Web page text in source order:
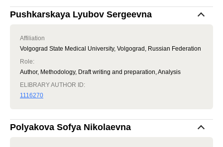
Pushkarskaya Lyubov Sergeevna
Affiliation
Volgograd State Medical University, Volgograd, Russian Federation
Role:
Author, Methodology, Draft writing and preparation, Analysis
ELIBRARY AUTHOR ID:
1116270
Polyakova Sofya Nikolaevna